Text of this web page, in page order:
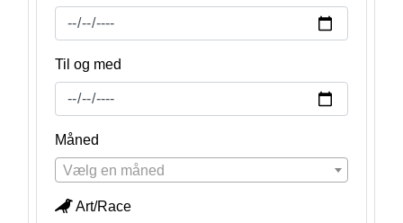
Til og med
Måned
Vælg en måned
Art/Race